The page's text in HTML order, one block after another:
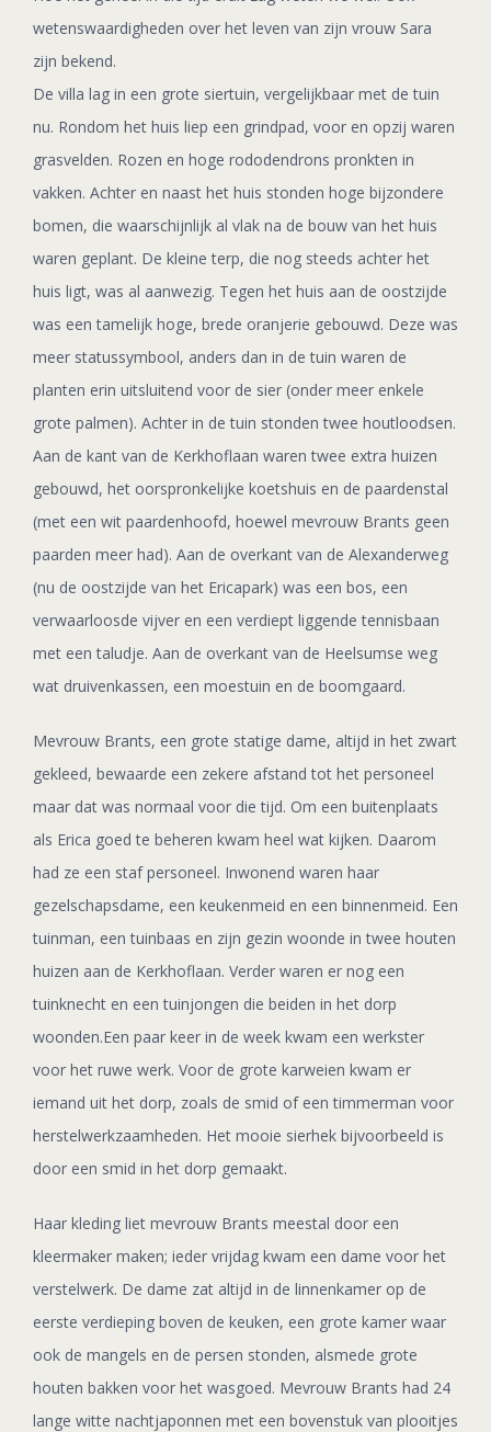
wetenswaardigheden over het leven van zijn vrouw Sara
zijn bekend.
De villa lag in een grote siertuin, vergelijkbaar met de tuin
nu. Rondom het huis liep een grindpad, voor en opzij waren
grasvelden. Rozen en hoge rododendrons pronkten in
vakken. Achter en naast het huis stonden hoge bijzondere
bomen, die waarschijnlijk al vlak na de bouw van het huis
waren geplant. De kleine terp, die nog steeds achter het
huis ligt, was al aanwezig. Tegen het huis aan de oostzijde
was een tamelijk hoge, brede oranjerie gebouwd. Deze was
meer statussymbool, anders dan in de tuin waren de
planten erin uitsluitend voor de sier (onder meer enkele
grote palmen). Achter in de tuin stonden twee houtloodsen.
Aan de kant van de Kerkhoflaan waren twee extra huizen
gebouwd, het oorspronkelijke koetshuis en de paardenstal
(met een wit paardenhoofd, hoewel mevrouw Brants geen
paarden meer had). Aan de overkant van de Alexanderweg
(nu de oostzijde van het Ericapark) was een bos, een
verwaarloosde vijver en een verdiept liggende tennisbaan
met een taludje. Aan de overkant van de Heelsumse weg
wat druivenkassen, een moestuin en de boomgaard.
Mevrouw Brants, een grote statige dame, altijd in het zwart
gekleed, bewaarde een zekere afstand tot het personeel
maar dat was normaal voor die tijd. Om een buitenplaats
als Erica goed te beheren kwam heel wat kijken. Daarom
had ze een staf personeel. Inwonend waren haar
gezelschapsdame, een keukenmeid en een binnenmeid. Een
tuinman, een tuinbaas en zijn gezin woonde in twee houten
huizen aan de Kerkhoflaan. Verder waren er nog een
tuinknecht en een tuinjongen die beiden in het dorp
woonden.Een paar keer in de week kwam een werkster
voor het ruwe werk. Voor de grote karweien kwam er
iemand uit het dorp, zoals de smid of een timmerman voor
herstelwerkzaamheden. Het mooie sierhek bijvoorbeeld is
door een smid in het dorp gemaakt.
Haar kleding liet mevrouw Brants meestal door een
kleermaker maken; ieder vrijdag kwam een dame voor het
verstelwerk. De dame zat altijd in de linnenkamer op de
eerste verdieping boven de keuken, een grote kamer waar
ook de mangels en de persen stonden, alsmede grote
houten bakken voor het wasgoed. Mevrouw Brants had 24
lange witte nachtjaponnen met een bovenstuk van plooitjes